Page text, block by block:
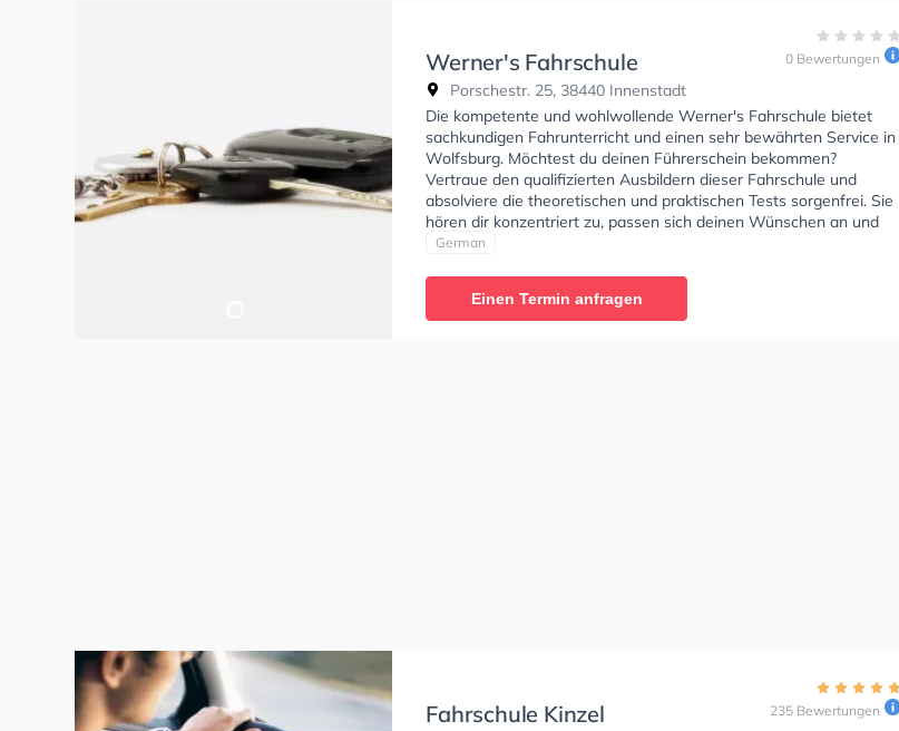
Werner's Fahrschule
Porschestr. 25, 38440 Innenstadt
0 Bewertungen
Die kompetente und wohlwollende Werner's Fahrschule bietet
sachkundigen Fahrunterricht und einen sehr bewährten Service in
Wolfsburg. Möchtest du deinen Führerschein bekommen?
Vertraue den qualifizierten Ausbildern dieser Fahrschule und
absolviere die theoretischen und praktischen Tests sorgenfrei. Sie
hören dir konzentriert zu, passen sich deinen Wünschen an und
bieten dir eine persönliche Lernerfahrung.
German
Einen Termin anfragen
Fahrschule Kinzel 235 Bewertungen